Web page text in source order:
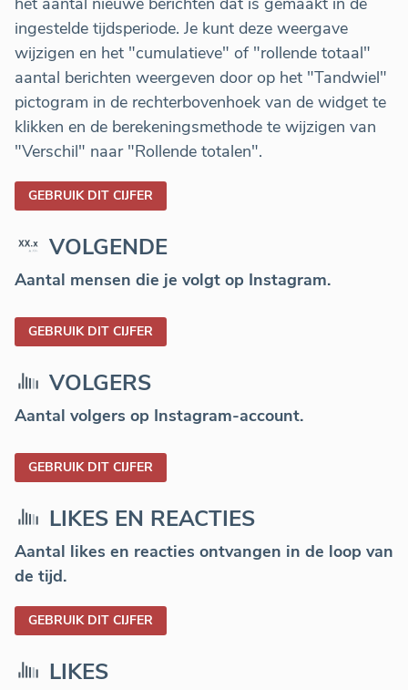
ingestelde tijdsperiode. Je kunt deze weergave
wijzigen en het "cumulatieve" of "rollende totaal"
aantal berichten weergeven door op het "Tandwiel"
pictogram in de rechterbovenhoek van de widget te
klikken en de berekeningsmethode te wijzigen van
"Verschil" naar "Rollende totalen".
GEBRUIK DIT CIJFER
VOLGENDE
Aantal mensen die je volgt op Instagram.
GEBRUIK DIT CIJFER
VOLGERS
Aantal volgers op Instagram-account.
GEBRUIK DIT CIJFER
LIKES EN REACTIES
Aantal likes en reacties ontvangen in de loop van
de tijd.
GEBRUIK DIT CIJFER
LIKES